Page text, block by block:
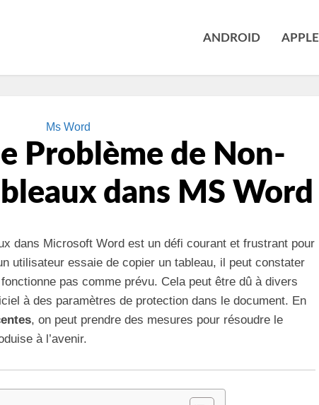
ANDROID APPLE
Ms Word
Problème de Non-
dans MS Word
dans Microsoft Word est un défi courant et frustrant pour
utilisateur essaie de copier un tableau, il peut constater
pas comme prévu. Cela peut être dû à divers
à des paramètres de protection dans le document. En
, on peut prendre des mesures pour résoudre le
à l’avenir.